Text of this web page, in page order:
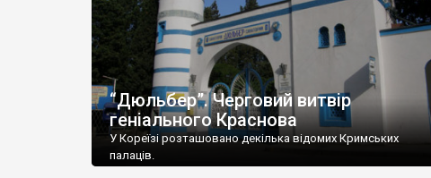
“Дюльбер”. Черговий витвір
геніального Краснова
У Кореїзі розташовано декілька відомих Кримських
палаців.